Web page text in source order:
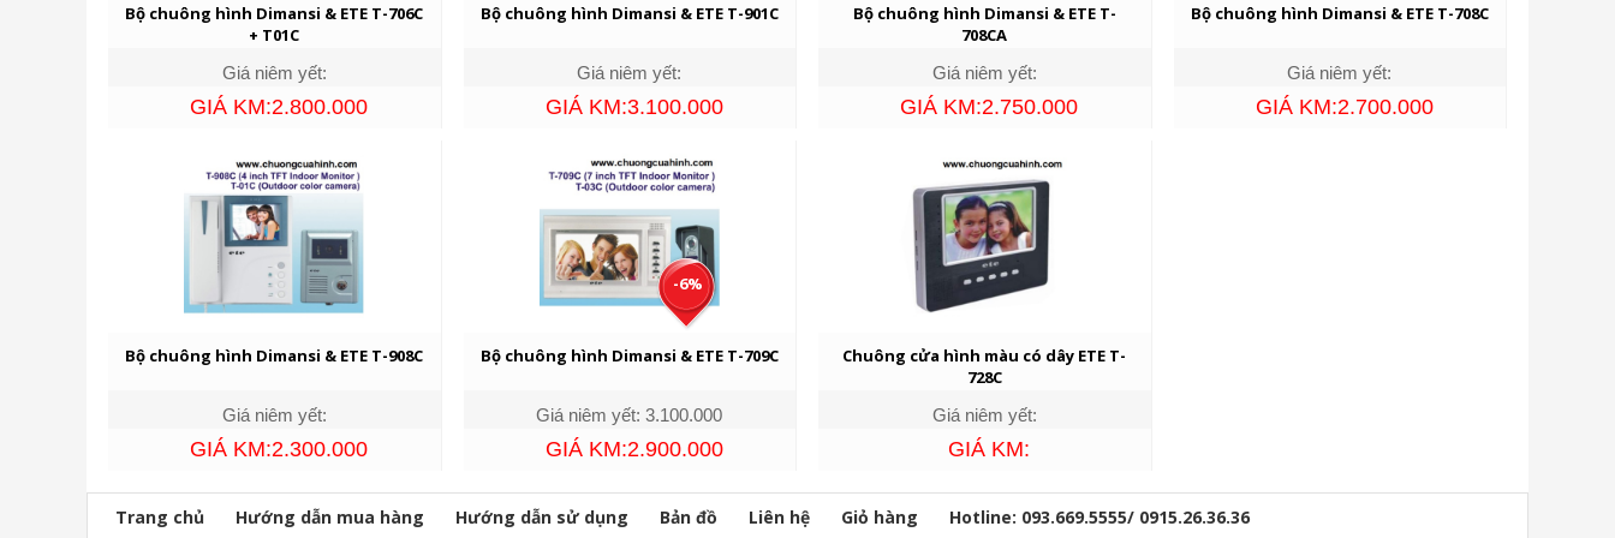
Bộ chuông hình Dimansi & ETE T-706C
+ T01C
Giá niêm yết:
GIÁ KM:2.800.000
Bộ chuông hình Dimansi & ETE T-901C
Giá niêm yết:
GIÁ KM:3.100.000
Bộ chuông hình Dimansi & ETE T-
708CA
Giá niêm yết:
GIÁ KM:2.750.000
Bộ chuông hình Dimansi & ETE T-708C
Giá niêm yết:
GIÁ KM:2.700.000
Bộ chuông hình Dimansi & ETE T-908C
Giá niêm yết:
GIÁ KM:2.300.000
-6%
Bộ chuông hình Dimansi & ETE T-709C
Giá niêm yết: 3.100.000
GIÁ KM:2.900.000
Chuông cửa hình màu có dây ETE T-
728C
Giá niêm yết:
GIÁ KM:
Trang chủ Hướng dẫn mua hàng Hướng dẫn sử dụng Bản đồ Liên hệ Giỏ hàng Hotline: 093.669.5555/ 0915.26.36.36